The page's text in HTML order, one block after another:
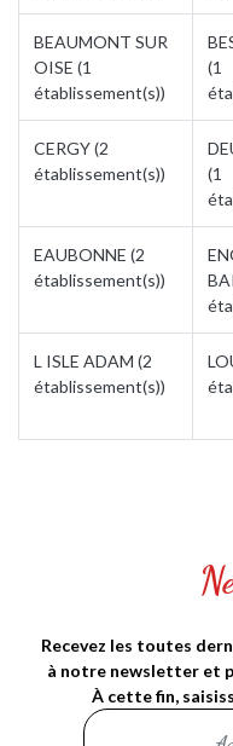
BEAUMONT SUR
OISE (1
établissement(s))
(1
CERGY (2
établissement(s))
(1
EAUBONNE (2
établissement(s))
L ISLE ADAM (2
établissement(s))
Recevez les toutes
à notre newsletter et
À cette fin,